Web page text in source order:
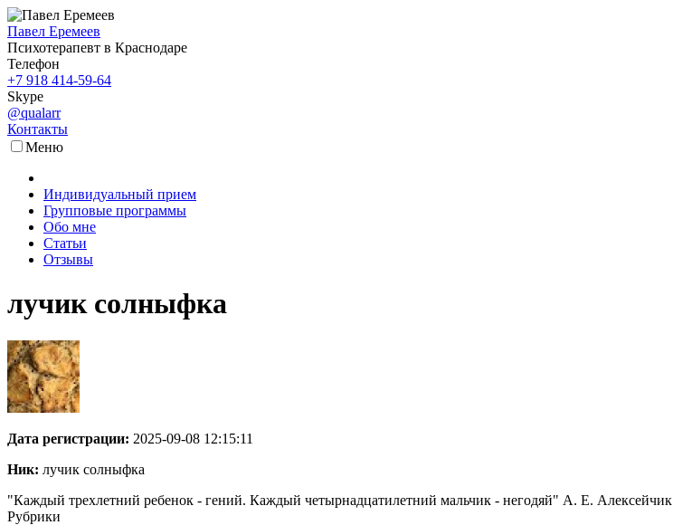
Павел Еремеев
Психотерапевт в Краснодаре
Телефон
+7 918 414-59-64
Skype
@qualarr
Контакты
Меню
Индивидуальный прием
Групповые программы
Обо мне
Статьи
Отзывы
лучик солныфка
Дата регистрации: 2025-09-08 12:15:11
Ник: лучик солныфка
"Каждый трехлетний ребенок - гений. Каждый четырнадцатилетний мальчик - негодяй" А. Е. Алексейчик
Рубрики